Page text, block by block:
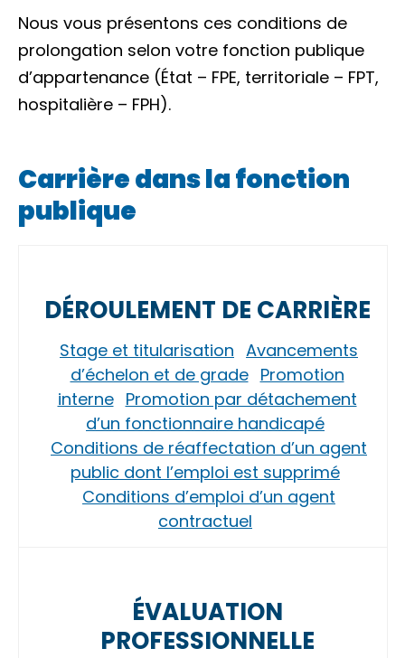
Nous vous présentons ces conditions de
prolongation selon votre fonction publique
d’appartenance (État – FPE, territoriale – FPT,
hospitalière – FPH).
Carrière dans la fonction
publique
DÉROULEMENT DE CARRIÈRE
Stage et titularisation Avancements
d’échelon et de grade Promotion
interne Promotion par détachement
d’un fonctionnaire handicapé
Conditions de réaffectation d’un agent
public dont l’emploi est supprimé
Conditions d’emploi d’un agent
contractuel
ÉVALUATION
PROFESSIONNELLE